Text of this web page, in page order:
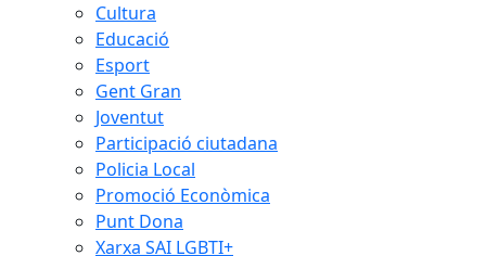
Cultura
Educació
Esport
Gent Gran
Joventut
Participació ciutadana
Policia Local
Promoció Econòmica
Punt Dona
Xarxa SAI LGBTI+